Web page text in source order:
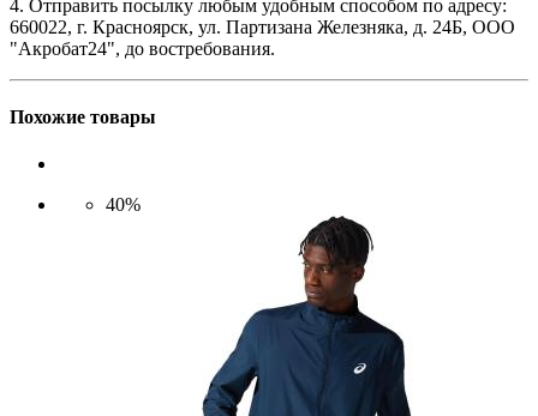
4. Отправить посылку любым удобным способом по адресу:
660022, г. Красноярск, ул. Партизана Железняка, д. 24Б, ООО
"Акробат24", до востребования.
Похожие товары
40%